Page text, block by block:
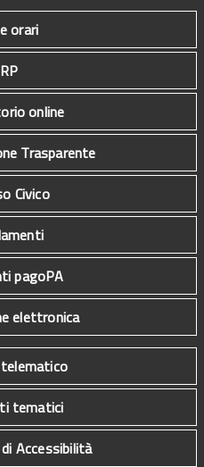
orari
online
Trasparente
Civico
pagoPA
elettronica
tematici
Accessibilità